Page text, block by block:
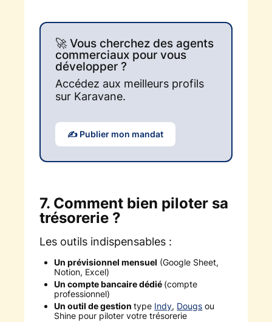
🚀 Vous cherchez des agents
commerciaux pour vous
développer ?
Accédez aux meilleurs profils
sur Karavane.
✍️ Publier mon mandat
7. Comment bien piloter sa
trésorerie ?
Les outils indispensables :
Un prévisionnel mensuel (Google Sheet,
Notion, Excel)
Un compte bancaire dédié (compte
professionnel)
Un outil de gestiontype Indy, Dougs ou
Shine pour piloter votre trésorerie